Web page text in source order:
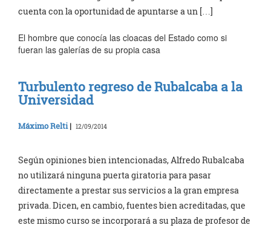
cuenta con la oportunidad de apuntarse a un […]
El hombre que conocía las cloacas del Estado como si
fueran las galerías de su propia casa
Turbulento regreso de Rubalcaba a la
Universidad
Máximo Relti| 12/09/2014
Según opiniones bien intencionadas, Alfredo Rubalcaba
no utilizará ninguna puerta giratoria para pasar
directamente a prestar sus servicios a la gran empresa
privada. Dicen, en cambio, fuentes bien acreditadas, que
este mismo curso se incorporará a su plaza de profesor de